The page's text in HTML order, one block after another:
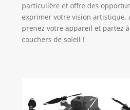
particulière et offre des
exprimer votre vision artistique.
prenez votre appareil et partez
couchers de soleil !